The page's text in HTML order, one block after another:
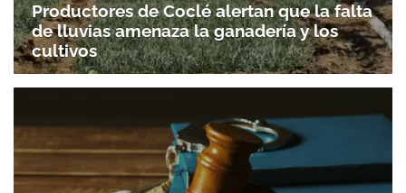
Productores de Coclé alertan que la falta
de lluvias amenaza la ganadería y los
cultivos